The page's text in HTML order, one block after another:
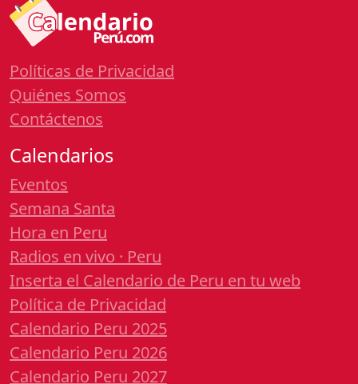
Políticas de Privacidad
Quiénes Somos
Contáctenos
Calendarios
Eventos
Semana Santa
Hora en Peru
Radios en vivo · Peru
Inserta el Calendario de Peru en tu web
Política de Privacidad
Calendario Peru 2025
Calendario Peru 2026
Calendario Peru 2027